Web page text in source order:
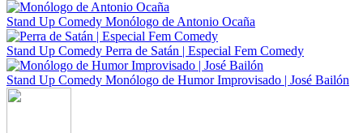
Stand Up Comedy Monólogo de Antonio Ocaña
Stand Up Comedy Perra de Satán | Especial Fem Comedy
Stand Up Comedy Monólogo de Humor Improvisado | José Bailón